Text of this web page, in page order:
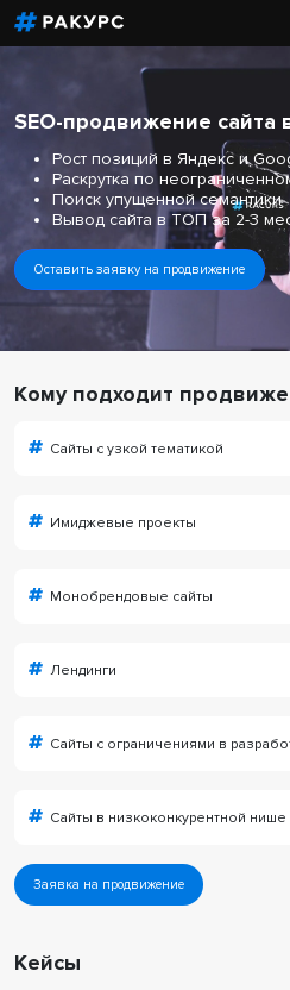
SEO-продвижение сайта
Рост позиций в Яндекс и
Раскрутка по
Поиск упущенной семантики
Вывод сайта в ТОП за 2-3
Оставить заявку на продвижение
Кому подходит
Сайты с узкой тематикой
Имиджевые проекты
Монобрендовые сайты
Лендинги
Сайты с ограничениями в
Сайты в низкоконкурентной нише
Заявка на продвижение
Кейсы